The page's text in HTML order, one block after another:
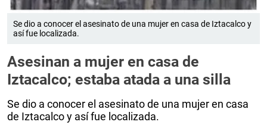
Se dio a conocer el asesinato de una mujer en casa de Iztacalco y
así fue localizada.
Asesinan a mujer en casa de
Iztacalco; estaba atada a una silla
Se dio a conocer el asesinato de una mujer en casa
de Iztacalco y así fue localizada.